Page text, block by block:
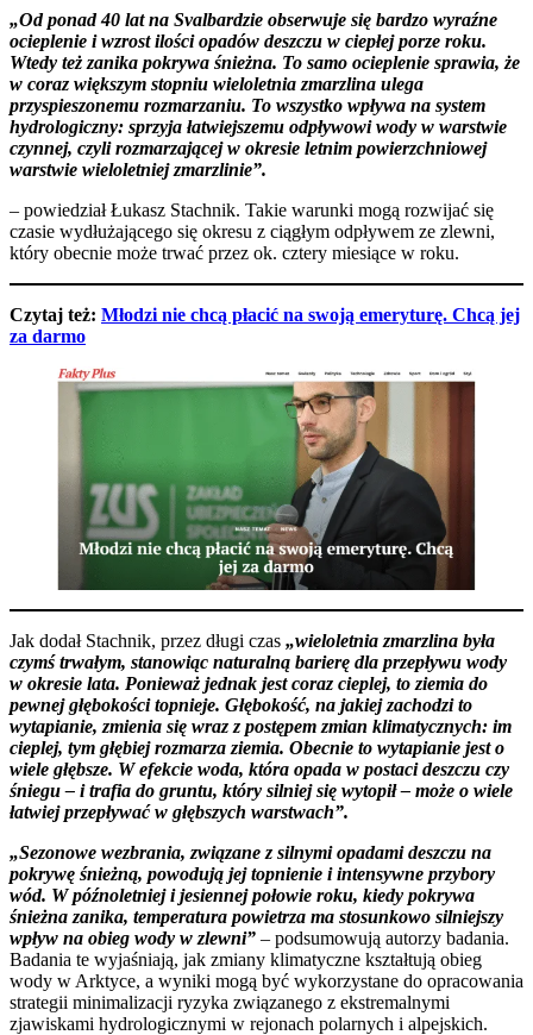
„Od ponad 40 lat na Svalbardzie obserwuje się bardzo wyraźne
ocieplenie i wzrost ilości opadów deszczu w ciepłej porze roku.
Wtedy też zanika pokrywa śnieżna. To samo ocieplenie sprawia, że
w coraz większym stopniu wieloletnia zmarzlina ulega
przyspieszonemu rozmarzaniu. To wszystko wpływa na system
hydrologiczny: sprzyja łatwiejszemu odpływowi wody w warstwie
czynnej, czyli rozmarzającej w okresie letnim powierzchniowej
warstwie wieloletniej zmarzlinie”.
– powiedział Łukasz Stachnik. Takie warunki mogą rozwijać się
czasie wydłużającego się okresu z ciągłym odpływem ze zlewni,
który obecnie może trwać przez ok. cztery miesiące w roku.
Czytaj też: Młodzi nie chcą płacić na swoją emeryturę. Chcą jej
za darmo
Jak dodał Stachnik, przez długi czas „wieloletnia zmarzlina była
czymś trwałym, stanowiąc naturalną barierę dla przepływu wody
w okresie lata. Ponieważ jednak jest coraz cieplej, to ziemia do
pewnej głębokości topnieje. Głębokość, na jakiej zachodzi to
wytapianie, zmienia się wraz z postępem zmian klimatycznych: im
cieplej, tym głębiej rozmarza ziemia. Obecnie to wytapianie jest o
wiele głębsze. W efekcie woda, która opada w postaci deszczu czy
śniegu – i trafia do gruntu, który silniej się wytopił – może o wiele
łatwiej przepływać w głębszych warstwach”.
„Sezonowe wezbrania, związane z silnymi opadami deszczu na
pokrywę śnieżną, powodują jej topnienie i intensywne przybory
wód. W późnoletniej i jesiennej połowie roku, kiedy pokrywa
śnieżna zanika, temperatura powietrza ma stosunkowo silniejszy
wpływ na obieg wody w zlewni” – podsumowują autorzy badania.
Badania te wyjaśniają, jak zmiany klimatyczne kształtują obieg
wody w Arktyce, a wyniki mogą być wykorzystane do opracowania
strategii minimalizacji ryzyka związanego z ekstremalnymi
zjawiskami hydrologicznymi w rejonach polarnych i alpejskich.